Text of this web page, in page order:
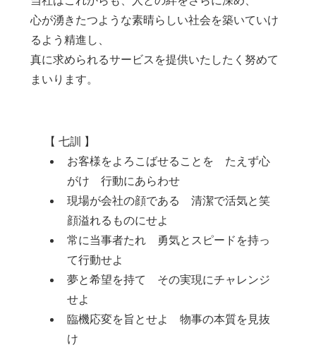
心が湧きたつような素晴らしい社会を築いていけ
るよう精進し、
真に求められるサービスを提供いたしたく努めて
まいります。
【 七訓 】
お客様をよろこばせることを たえず心
がけ 行動にあらわせ
現場が会社の顔である 清潔で活気と笑
顔溢れるものにせよ
常に当事者たれ 勇気とスピードを持っ
て行動せよ
夢と希望を持て その実現にチャレンジ
せよ
臨機応変を旨とせよ 物事の本質を見抜
け